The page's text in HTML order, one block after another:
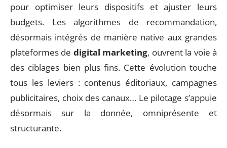
pour optimiser leurs dispositifs et ajuster leurs
budgets. Les algorithmes de recommandation,
désormais intégrés de manière native aux grandes
plateformes de digital marketing, ouvrent la voie à
des ciblages bien plus fins. Cette évolution touche
tous les leviers : contenus éditoriaux, campagnes
publicitaires, choix des canaux… Le pilotage s’appuie
désormais sur la donnée, omniprésente et
structurante.